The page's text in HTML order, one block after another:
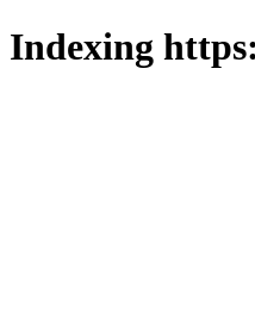
Indexing